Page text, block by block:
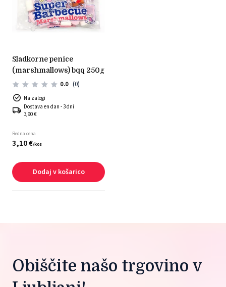
sladkorne penice
(marshmallows) bqq 250g
0.0 (0)
Na zalogi
Dostava en dan - 3 dni
3,90 €
Redna cena
3,10€/kos
Dodaj v košarico
Obiščite našo trgovino v